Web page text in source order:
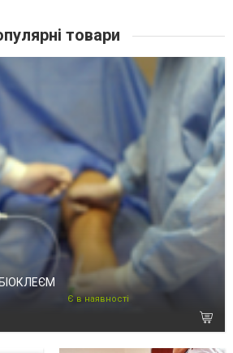
товари
БІОКЛЕЄМ
Є в наявності